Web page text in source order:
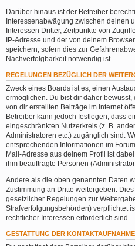
Darüber hinaus ist der Betreiber
Interessenabwägung zwischen deinen
Interessen Dritter, Zeitpunkte von
IP-Adresse und der von deinem
speichern, sofern dies zur
Nachverfolgbarkeit notwendig ist.
REGELUNGEN BEZÜGLICH DER
Zweck eines Boards ist es, einen
ermöglichen. Du bist dir daher
von dir erstellten Beiträge im Internet
Betreiber kann jedoch festlegen, dass
eingeschränkten Nutzerkreis (z. B.
Administratoren etc.) zugänglich sind.
entsprechenden Informationen im
Mail-Adresse aus deinem Profil ist
ihm beauftragte Personen
Andere als die oben genannten Daten
Zustimmung an Dritte weitergeben.
gesetzlicher Regelungen zur
Strafverfolgungsbehörden) verpflichtet
rechtlicher Interessen erforderlich sind.
GESTATTUNG DER KONTAKTAUFNAHME